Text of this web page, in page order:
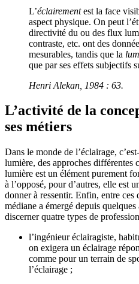
L’éclairementest la face
aspect physique. On peut
directivité du ou des flux
contraste, etc. ont des
mesurables, tandis que la
que par ses effets subjectifs
Henri Alekan, 1984 : 63.
L’activité de la
ses métiers
Dans le monde de l’éclairage,
lumière, des approches différentes
lumière est un élément purement
à l’opposé, pour d’autres, elle est
donner à ressentir. Enfin, entre ces
médiane a émergé depuis
discerner quatre types de
l’ingénieur éclairagiste,
on exigera un éclairage
comme pour un terrain de
l’éclairage ;